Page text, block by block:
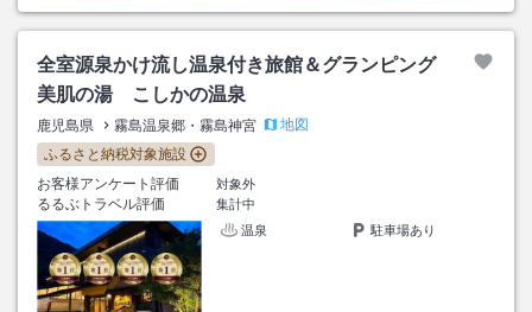
全室源泉かけ流し温泉付き旅館＆グランピング
美肌の湯 こしかの温泉
鹿児島県 霧島温泉郷・霧島神宮
地図
ふるさと納税対象施設
お客様アンケート評価
対象外
るるぶトラベル評価
集計中
温泉
駐車場あり